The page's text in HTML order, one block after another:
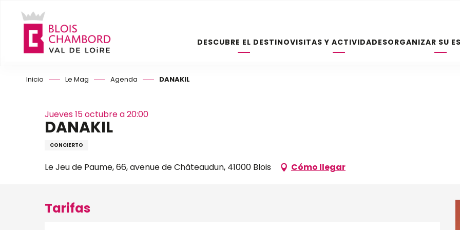
contenu
principal
DESCUBRE EL DESTINOVISITAS Y ACTIVIDADESORGANIZAR SU
Inicio Le Mag Agenda DANAKIL
Jueves 15 octubre a 20:00
DANAKIL
CONCIERTO
Le Jeu de Paume, 66, avenue de Châteaudun, 41000 Blois Cómo llegar
Tarifas